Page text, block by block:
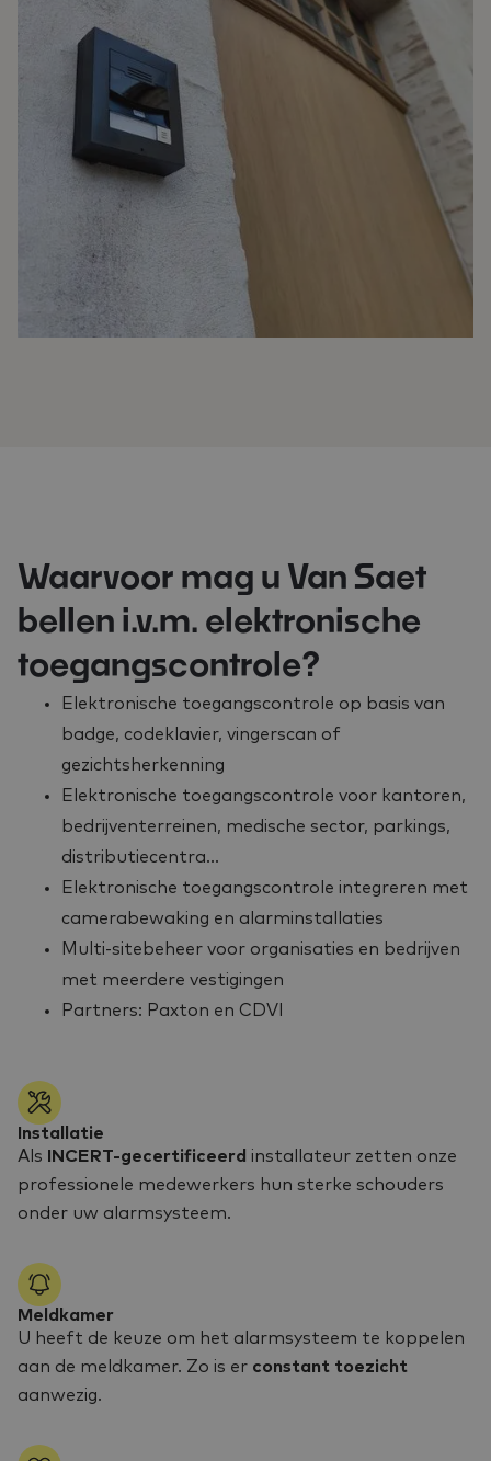
Waarvoor mag u Van Saet
bellen i.v.m. elektronische
toegangscontrole?
Elektronische toegangscontrole op basis van
badge, codeklavier, vingerscan of
gezichtsherkenning
Elektronische toegangscontrole voor kantoren,
bedrijventerreinen, medische sector, parkings,
distributiecentra…
Elektronische toegangscontrole integreren met
camerabewaking en alarminstallaties
Multi-sitebeheer voor organisaties en bedrijven
met meerdere vestigingen
Partners: Paxton en CDVI
Installatie
Als
INCERT-gecertificeerd installateur zetten onze
professionele medewerkers hun sterke schouders
onder uw alarmsysteem.
Meldkamer
U heeft de keuze om het alarmsysteem te koppelen
aan de meldkamer. Zo is er constant toezicht
aanwezig.